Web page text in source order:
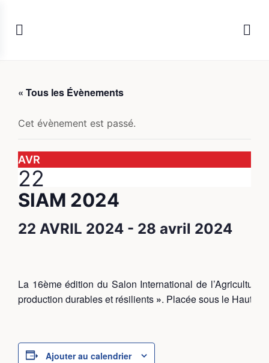
« Tous les Évènements
Cet évènement est passé.
AVR
22
SIAM 2024
22 AVRIL 2024 - 28 avril 2024
La 16ème édition du Salon International de
production durables et résilients ». Placée sous le Haut
Ajouter au calendrier